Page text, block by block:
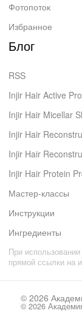
Фотопоток
Избранное
Блог
RSS
Injir Hair Active
Injir Hair Micellar
Injir Hair
Injir Hair
Injir Hair Protein
Мастер-классы
Инструкции
Ингредиенты
При
прямой ссылки на
© 2026
© 2026